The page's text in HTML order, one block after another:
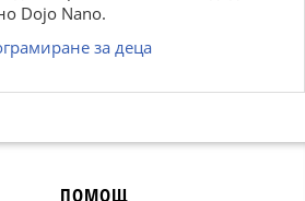
Dojo Nano.
за деца
ПОМОЩ